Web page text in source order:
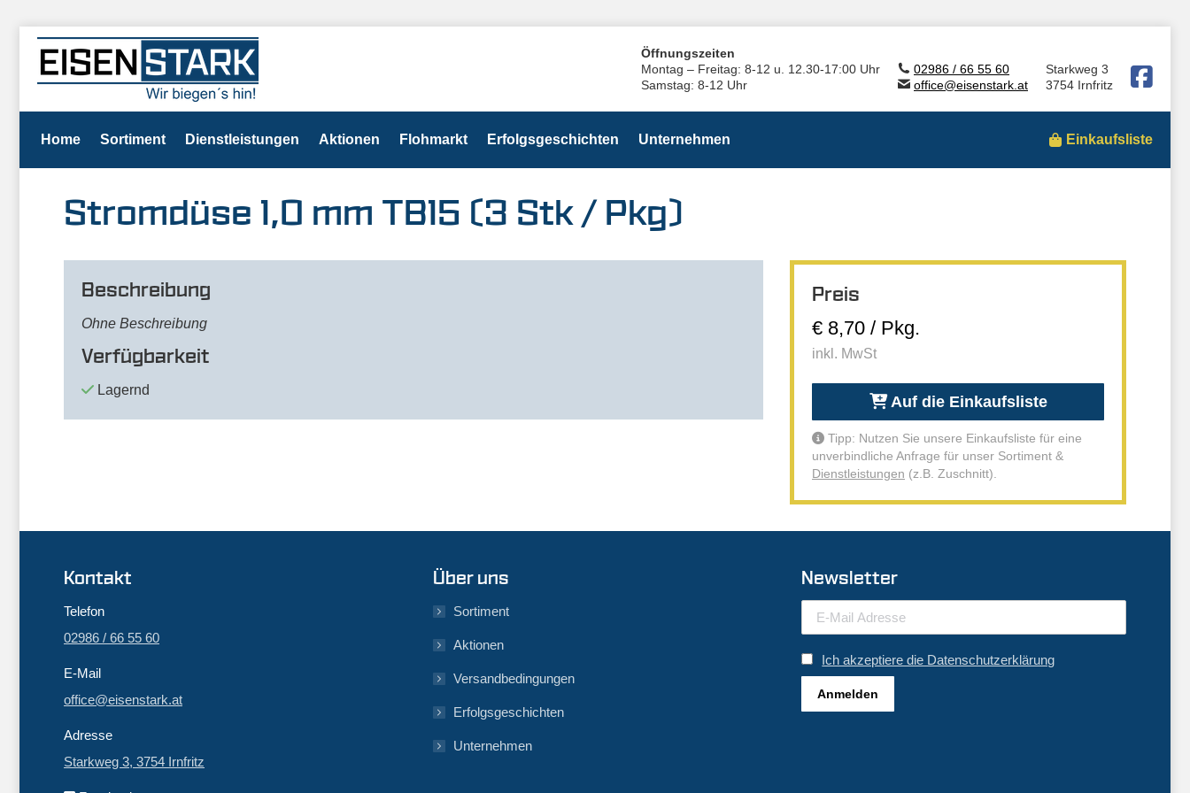
Öffnungszeiten
Montag – Freitag: 8-12 u. 12.30-17:00 Uhr
Samstag: 8-12 Uhr
02986 / 66 55 60
office@eisenstark.at
Starkweg 3
3754 Irnfritz
Home Sortiment Dienstleistungen Aktionen Flohmarkt Erfolgsgeschichten Unternehmen Einkaufsliste
Stromdüse 1,0 mm TB15 (3 Stk / Pkg)
Beschreibung
Ohne Beschreibung
Verfügbarkeit
Lagernd
Preis
€ 8,70 / Pkg.
inkl. MwSt
Auf die Einkaufsliste
Tipp: Nutzen Sie unsere Einkaufsliste für eine
unverbindliche Anfrage für unser Sortiment &
Dienstleistungen (z.B. Zuschnitt).
Kontakt
Telefon
02986 / 66 55 60
E-Mail
office@eisenstark.at
Adresse
Starkweg 3, 3754 Irnfritz
Über uns
Sortiment
Aktionen
Versandbedingungen
Erfolgsgeschichten
Unternehmen
Newsletter
Ich akzeptiere die Datenschutzerklärung